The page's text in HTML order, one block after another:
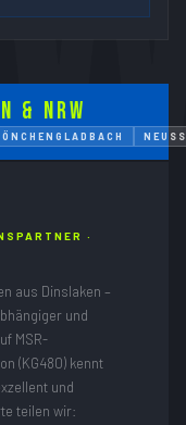
& NRW
NEUSS
·
aus Dinslaken –
und
MSR-
(KG480) kennt
und
teilen wir: